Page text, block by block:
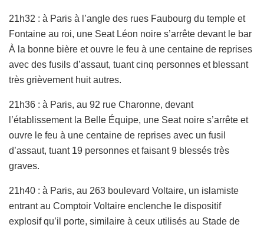
21h32 : à Paris à l’angle des rues Faubourg du temple et
Fontaine au roi, une Seat Léon noire s’arrête devant le bar
À la bonne bière et ouvre le feu à une centaine de reprises
avec des fusils d’assaut, tuant cinq personnes et blessant
très grièvement huit autres.
21h36 : à Paris, au 92 rue Charonne, devant
l’établissement la Belle Équipe, une Seat noire s’arrête et
ouvre le feu à une centaine de reprises avec un fusil
d’assaut, tuant 19 personnes et faisant 9 blessés très
graves.
21h40 : à Paris, au 263 boulevard Voltaire, un islamiste
entrant au Comptoir Voltaire enclenche le dispositif
explosif qu’il porte, similaire à ceux utilisés au Stade de